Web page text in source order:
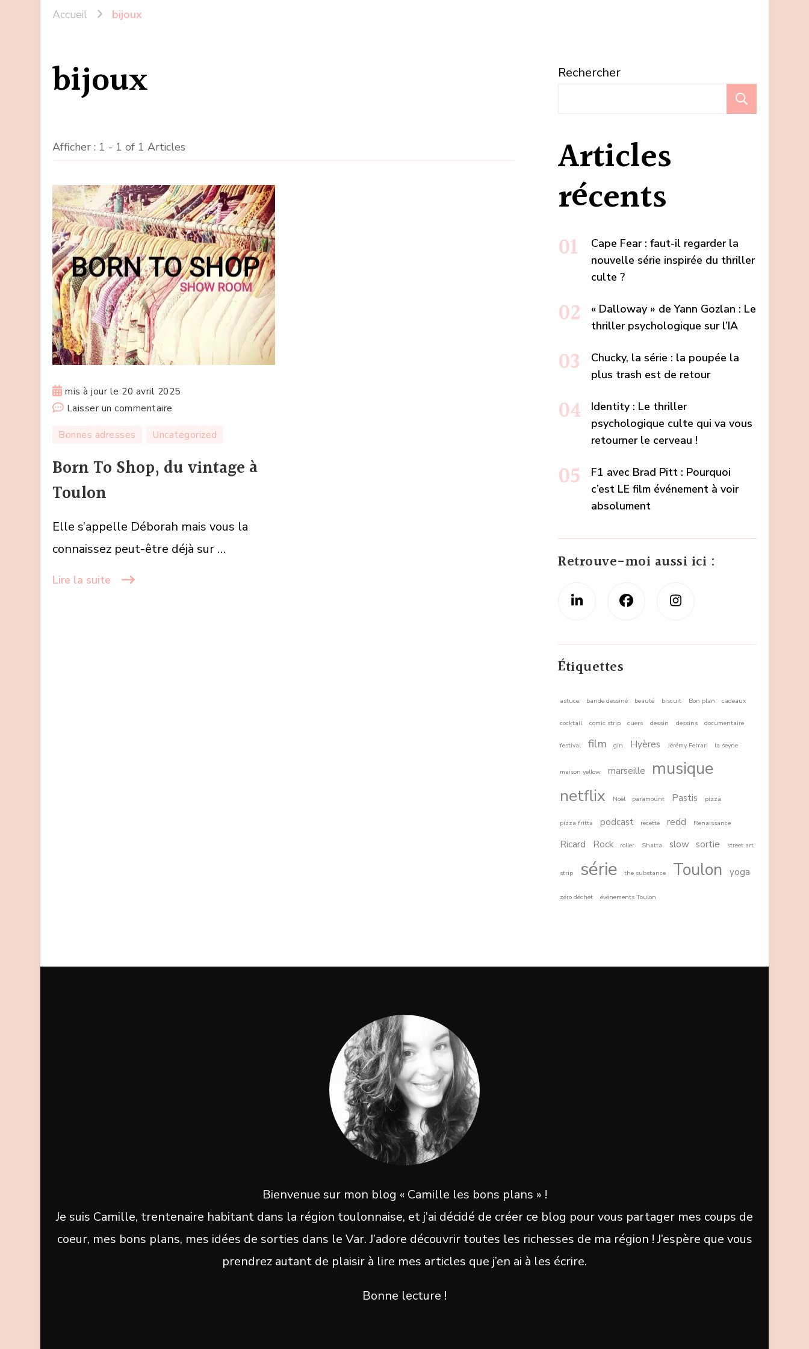
Accueil bijoux
bijoux
Afficher : 1 - 1 of 1 Articles
mis à jour le 20 avril 2025
Laisser un commentaire
To
du
Toulon
Bonnes adresses Uncategorized
Born To Shop, du vintage à
Toulon
Elle s’appelle Déborah mais vous la
connaissez peut-être déjà sur …
Lire la suite
Rechercher
Articles
récents
Cape Fear : faut-il regarder la
nouvelle série inspirée du thriller
culte ?
« Dalloway » de Yann Gozlan : Le
thriller psychologique sur l’IA
Chucky, la série : la poupée la
plus trash est de retour
Identity : Le thriller
psychologique culte qui va vous
retourner le cerveau !
F1 avec Brad Pitt : Pourquoi
c’est LE film événement à voir
absolument
Retrouve-moi aussi ici :
Étiquettes
astuce bande dessiné beauté biscuit Bon plan cadeaux
cocktail comic strip cuers dessin dessins documentaire
festival film gin Hyères Jérémy Ferrari la seyne
maison yellow marseille musique
netflix Noël paramount Pastis pizza
pizza fritta podcast recette redd Renaissance
Ricard Rock roller Shatta slow sortie street art
strip série the substance Toulon yoga
zéro déchet événements Toulon
Bienvenue sur mon blog « Camille les bons plans » !
Je suis Camille, trentenaire habitant dans la région toulonnaise, et j’ai décidé de créer ce blog pour vous partager mes coups de
coeur, mes bons plans, mes idées de sorties dans le Var. J’adore découvrir toutes les richesses de ma région ! J’espère que vous
prendrez autant de plaisir à lire mes articles que j’en ai à les écrire.
Bonne lecture !